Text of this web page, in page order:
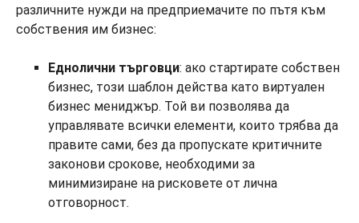
различните нужди на предприемачите по пътя към
собствения им бизнес:
Еднолични търговци: ако стартирате собствен
бизнес, този шаблон действа като виртуален
бизнес мениджър. Той ви позволява да
управлявате всички елементи, които трябва да
правите сами, без да пропускате критичните
законови срокове, необходими за
минимизиране на рисковете от лична
отговорност.